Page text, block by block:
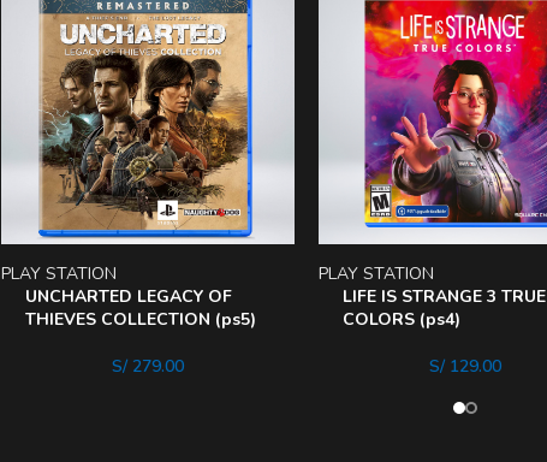
UNCHARTED LEGACY OF
THIEVES COLLECTION (ps5)
PLAY STATION
S/279.00
LIFE IS STRANGE 3 TRUE
COLORS (ps4)
PLAY STATION
S/129.00